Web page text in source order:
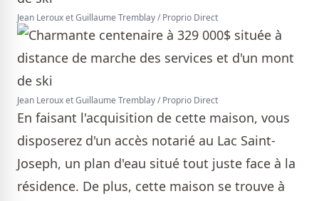
Jean Leroux et Guillaume Tremblay / Proprio Direct
Jean Leroux et Guillaume Tremblay / Proprio Direct
En faisant l'acquisition de cette maison, vous
disposerez d'un accès notarié au Lac Saint-
Joseph, un plan d'eau situé tout juste face à la
résidence. De plus, cette maison se trouve à